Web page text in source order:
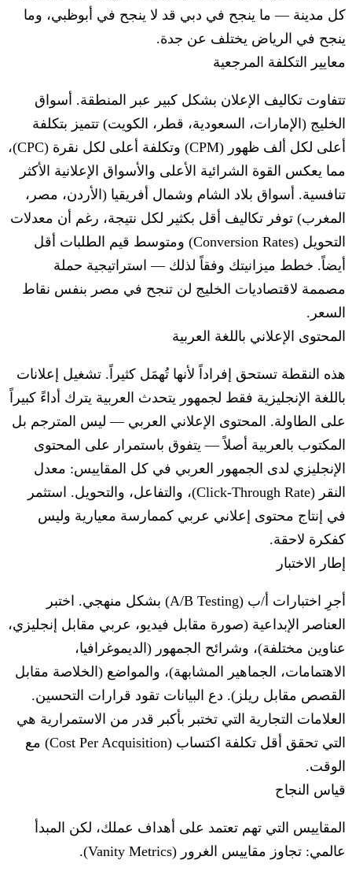
كل مدينة — ما ينجح في دبي قد لا ينجح في أبوظبي، وما
ينجح في الرياض يختلف عن جدة.
معايير التكلفة المرجعية
تتفاوت تكاليف الإعلان بشكل كبير عبر المنطقة. أسواق
الخليج (الإمارات، السعودية، قطر، الكويت) تتميز بتكلفة
أعلى لكل ألف ظهور (CPM) وتكلفة أعلى لكل نقرة (CPC)،
مما يعكس القوة الشرائية الأعلى والأسواق الإعلانية الأكثر
تنافسية. أسواق بلاد الشام وشمال أفريقيا (الأردن، مصر،
المغرب) توفر تكاليف أقل بكثير لكل نتيجة، رغم أن معدلات
التحويل (Conversion Rates) ومتوسط قيم الطلبات أقل
أيضاً. خطط ميزانيتك وفقاً لذلك — استراتيجية حملة
مصممة لاقتصاديات الخليج لن تنجح في مصر بنفس نقاط
السعر.
المحتوى الإعلاني باللغة العربية
هذه النقطة تستحق إفراداً لأنها تُهمَل كثيراً. تشغيل إعلانات
باللغة الإنجليزية فقط لجمهور يتحدث العربية يترك أداءً كبيراً
على الطاولة. المحتوى الإعلاني العربي — ليس المترجم بل
المكتوب بالعربية أصلاً — يتفوق باستمرار على المحتوى
الإنجليزي لدى الجمهور العربي في كل المقاييس: معدل
النقر (Click-Through Rate)، والتفاعل، والتحويل. استثمر
في إنتاج محتوى إعلاني عربي كممارسة معيارية وليس
كفكرة لاحقة.
إطار الاختبار
أجرِ اختبارات أ/ب (A/B Testing) بشكل منهجي. اختبر
العناصر الإبداعية (صورة مقابل فيديو، عربي مقابل إنجليزي،
عناوين مختلفة)، وشرائح الجمهور (الديموغرافيا،
الاهتمامات، الجماهير المشابهة)، والمواضع (الخلاصة مقابل
القصص مقابل ريلز). دع البيانات تقود قرارات التحسين.
العلامات التجارية التي تختبر بأكبر قدر من الاستمرارية هي
التي تحقق أقل تكلفة اكتساب (Cost Per Acquisition) مع
الوقت.
قياس النجاح
المقاييس التي تهم تعتمد على أهداف عملك، لكن المبدأ
عالمي: تجاوز مقاييس الغرور (Vanity Metrics).